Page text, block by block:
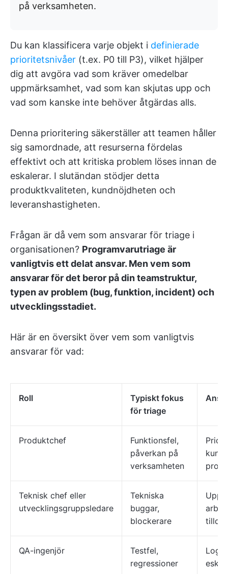
på verksamheten.
Du kan klassificera varje objekt i definierade
prioritetsnivåer (t.ex. P0 till P3), vilket hjälper
dig att avgöra vad som kräver omedelbar
uppmärksamhet, vad som kan skjutas upp och
vad som kanske inte behöver åtgärdas alls.
Denna prioritering säkerställer att teamen håller
sig samordnade, att resurserna fördelas
effektivt och att kritiska problem löses innan de
eskalerar. I slutändan stödjer detta
produktkvaliteten, kundnöjdheten och
leveranshastigheten.
Frågan är då vem som ansvarar för triage i
organisationen? Programvarutriage är
vanligtvis ett delat ansvar. Men vem som
ansvarar för det beror på din teamstruktur,
typen av problem (bug, funktion, incident) och
utvecklingsstadiet.
Här är en översikt över vem som vanligtvis
ansvarar för vad:
Roll
Typiskt fokus
för triage
Produktchef
Funktionsfel,
påverkan på
verksamheten
Teknisk chef eller
utvecklingsgruppsledare
Tekniska
buggar,
blockerare
QA-ingenjör
Testfel,
regressioner